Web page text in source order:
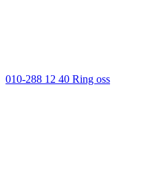
010-288 12 40 Ring oss